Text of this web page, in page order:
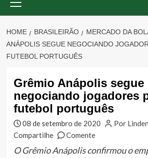
Menu
HOME BRASILEIRÃO MERCADO DA
ANÁPOLIS SEGUE NEGOCIANDO
FUTEBOL PORTUGUÊS
Grêmio Anápolis segue
negociando jogadores
futebol português
08 de setembro de 2020
Por
Compartilhe
Comente
O Grêmio Anápolis confirmou o